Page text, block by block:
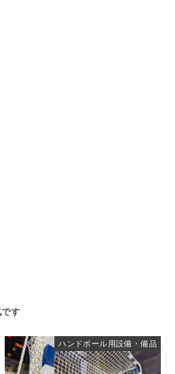
ハンドボール用設備・備品